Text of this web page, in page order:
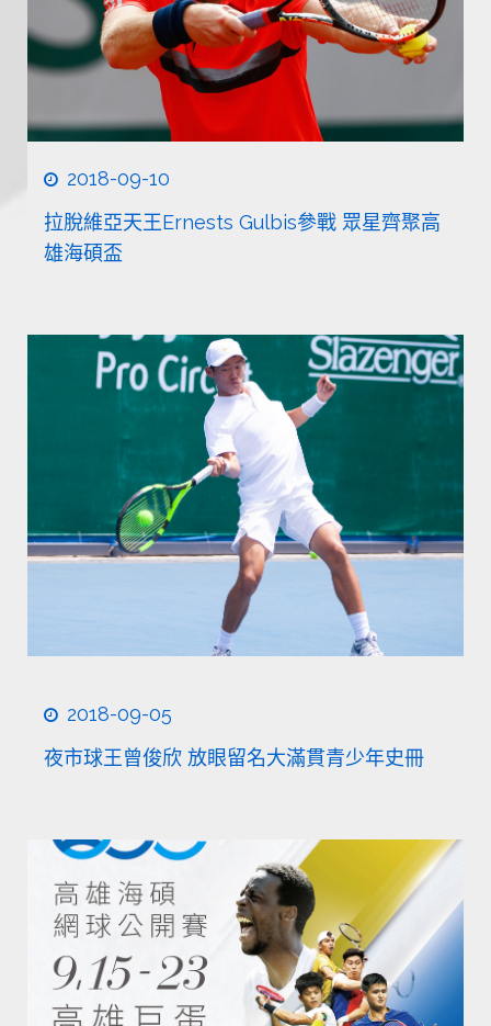
2018-09-10
拉脫維亞天王Ernests Gulbis參戰 眾星齊聚高
雄海碩盃
2018-09-05
夜市球王曾俊欣 放眼留名大滿貫青少年史冊